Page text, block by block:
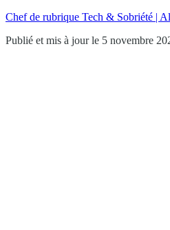
Chef de rubrique Tech & Sobriété |
Publié et mis à jour le 5 novembre